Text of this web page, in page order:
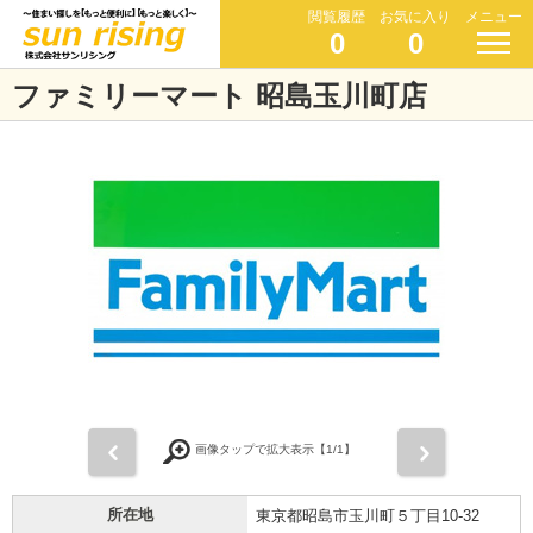
閲覧履歴
0
お気に入り
0
メニュー
ファミリーマート 昭島玉川町店
画像タップで拡大表示【1/1】
所在地 東京都昭島市玉川町５丁目10-32